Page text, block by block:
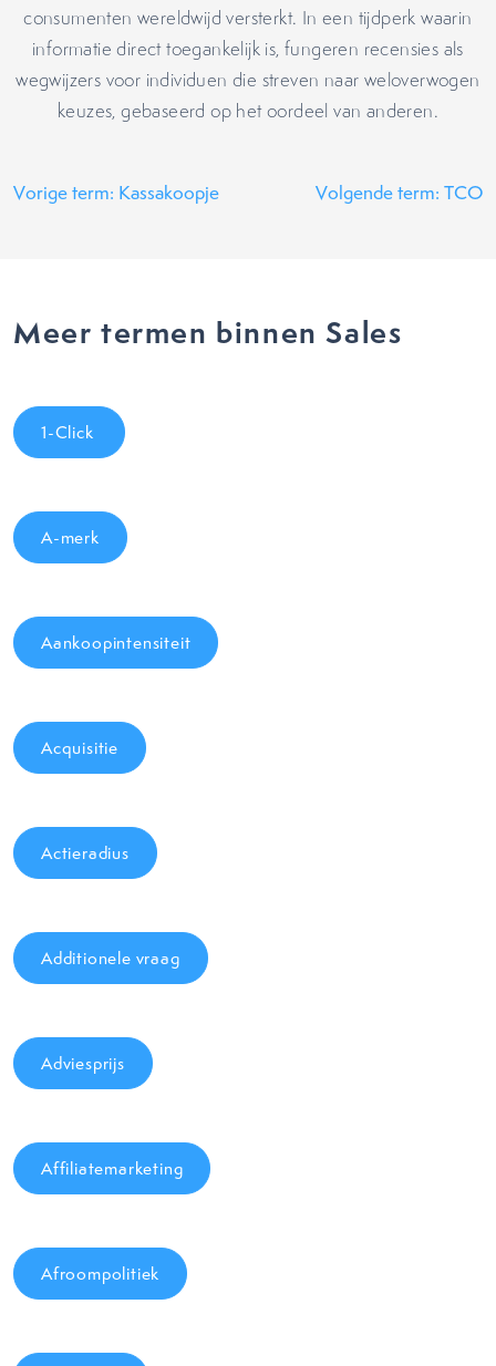
consumenten wereldwijd versterkt. In een tijdperk waarin
informatie direct toegankelijk is, fungeren recensies als
wegwijzers voor individuen die streven naar weloverwogen
keuzes, gebaseerd op het oordeel van anderen.
Vorige term: Kassakoopje Volgende term: TCO
Meer termen binnen Sales
1-Click
A-merk
Aankoopintensiteit
Acquisitie
Actieradius
Additionele vraag
Adviesprijs
Affiliatemarketing
Afroompolitiek